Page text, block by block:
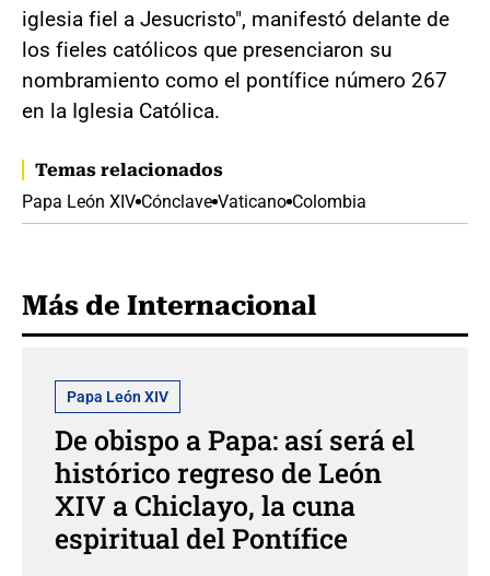
iglesia fiel a Jesucristo", manifestó delante de
los fieles católicos que presenciaron su
nombramiento como el pontífice número 267
en la Iglesia Católica.
Temas relacionados
Papa León XIV Cónclave Vaticano Colombia
Más de Internacional
Papa León XIV
De obispo a Papa: así será el
histórico regreso de León
XIV a Chiclayo, la cuna
espiritual del Pontífice